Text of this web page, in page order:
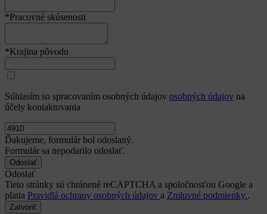
*Pracovné skúsenosti
*Krajina pôvodu
Súhlasím so spracovaním osobných údajov osobných údajov na
účely kontaktovania
Ďakujeme, formulár bol odoslaný.
Formulár sa nepodarilo odoslať.
Odoslať
Tieto stránky sú chránené reCAPTCHA a spoločnosťou Google a
platia Pravidlá ochrany osobných údajov a Zmluvné podmienky..
Zatvoriť